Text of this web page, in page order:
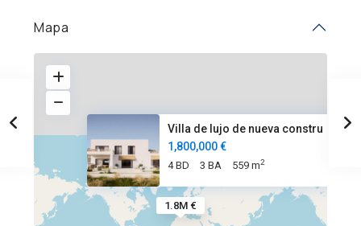
Mapa
1.8M €
Villa de lujo de nueva constru
1,800,000 €
4 BD 3 BA 559 m2